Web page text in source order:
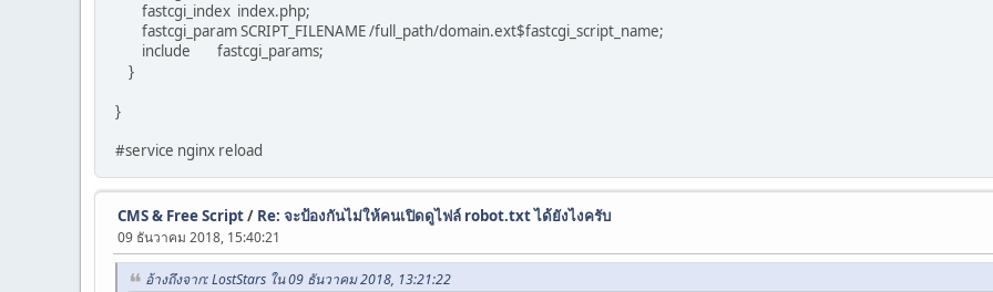
fastcgi_index index.php;
fastcgi_param SCRIPT_FILENAME /full_path/domain.ext$fastcgi_script_name;
include fastcgi_params;
}
}
#service nginx reload
CMS & Free Script/ Re: จะป้องกันไม่ให้คนเปิดดูไฟล์ robot.txt ได้ยังไงครับ
09 ธันวาคม 2018, 15:40:21
อ้างถึงจาก: LostStars ใน 09 ธันวาคม 2018, 13:21:22